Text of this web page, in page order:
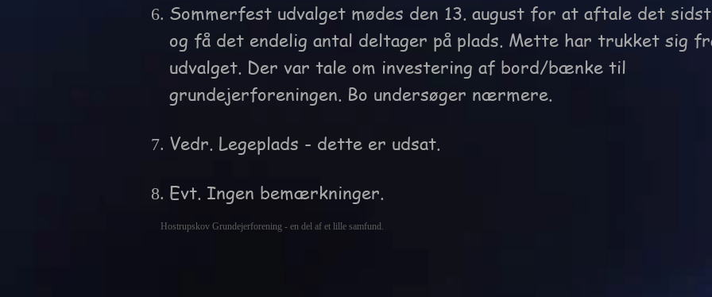
Sommerfest udvalget mødes den 13. august for at aftale det
og få det endelig antal deltager på plads. Mette har trukket sig
udvalget. Der var tale om investering af bord/bænke til
grundejerforeningen. Bo undersøger nærmere.
Vedr. Legeplads - dette er udsat.
Evt. Ingen bemærkninger.
Hostrupskov Grundejerforening - en del af et lille samfund.